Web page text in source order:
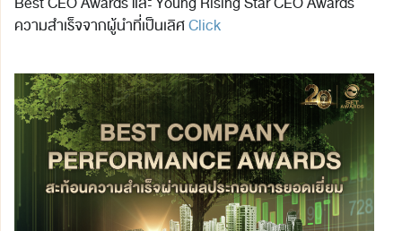
ความสำเร็จจากผู้นำที่เป็นเลิศClick